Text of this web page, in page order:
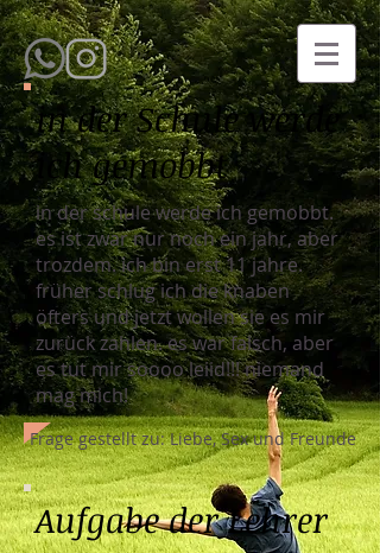
in der Schule werde
ich gemobbt
in der schule werde ich gemobbt.
es ist zwar nur noch ein jahr, aber
trozdem. ich bin erst 11 jahre.
früher schlug ich die knaben
öfters und jetzt wollen sie es mir
zurück zahlen. es war falsch, aber
es tut mir soooo leiid!!! niemand
mag mich!
Frage gestellt zu: Liebe, Sex und Freunde
Aufgabe der Lehrer